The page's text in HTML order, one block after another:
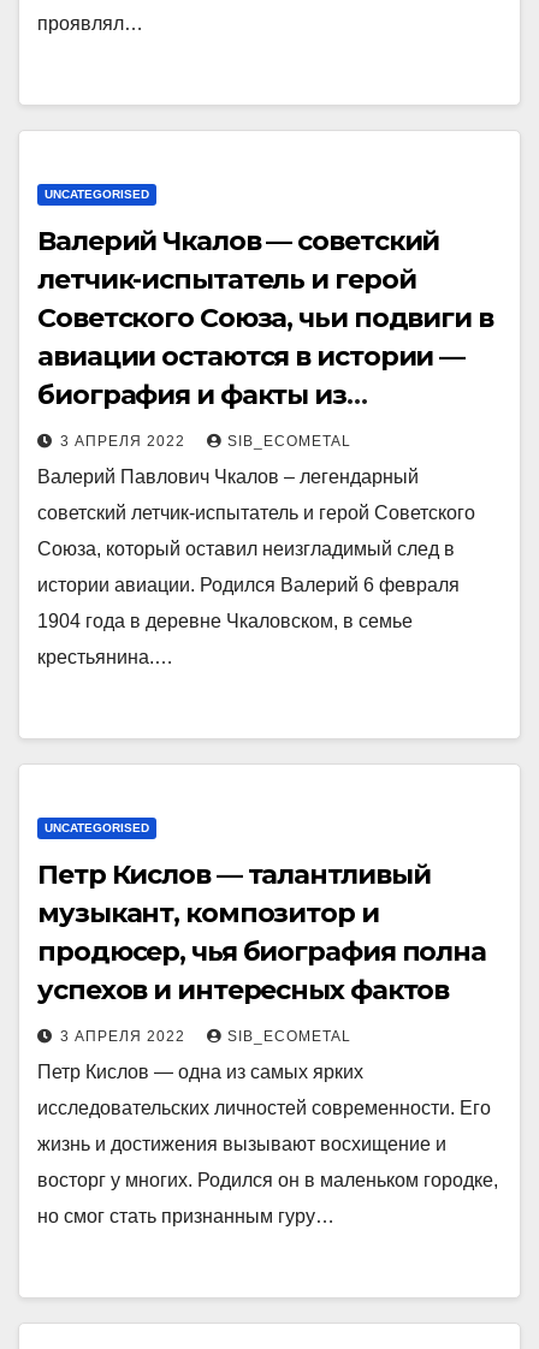
проявлял…
UNCATEGORISED
Валерий Чкалов — советский
летчик-испытатель и герой
Советского Союза, чьи подвиги в
авиации остаются в истории —
биография и факты из
Википедии
3 АПРЕЛЯ 2022 SIB_ECOMETAL
Валерий Павлович Чкалов – легендарный
советский летчик-испытатель и герой Советского
Союза, который оставил неизгладимый след в
истории авиации. Родился Валерий 6 февраля
1904 года в деревне Чкаловском, в семье
крестьянина.…
UNCATEGORISED
Петр Кислов — талантливый
музыкант, композитор и
продюсер, чья биография полна
успехов и интересных фактов
3 АПРЕЛЯ 2022 SIB_ECOMETAL
Петр Кислов — одна из самых ярких
исследовательских личностей современности. Его
жизнь и достижения вызывают восхищение и
восторг у многих. Родился он в маленьком городке,
но смог стать признанным гуру…